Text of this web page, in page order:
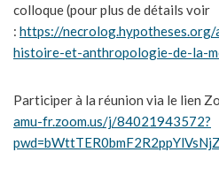
colloque (pour plus de détails voir
: https://
histoire-et-anthropologie-de-la-
Participer à la réunion via le lien
amu-fr.zoom.us/j/84021943572?